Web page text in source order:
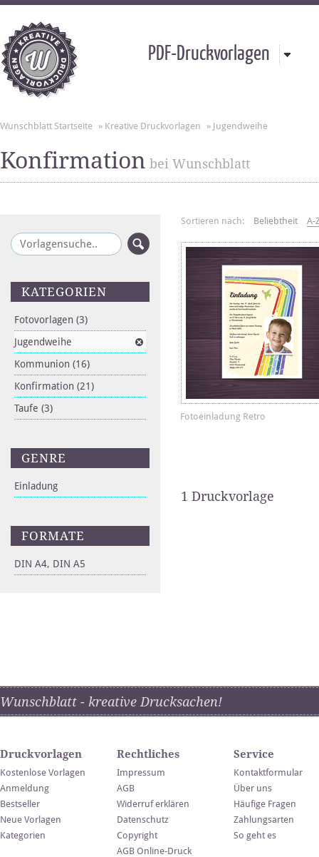
PDF-Druckvorlagen
Wunschblatt Startseite » Kreative Druckvorlagen » Jugendweihe
Konfirmation bei Wunschblatt
KATEGORIEN
Fotovorlagen (3)
Jugendweihe
Kommunion (16)
Konfirmation (21)
Taufe (3)
GENRE
Einladung
FORMATE
DIN A4, DIN A5
Sortieren nach: Beliebtheit A-
Fotoeinladung Retro
1 Druckvorlage
Wunschblatt - kreative Drucksachen!
Druckvorlagen
Kostenlose Vorlagen
Anmeldung
Bestseller
Neue Vorlagen
Kategorien
Rechtliches
Impressum
AGB
Widerruf erklären
Datenschutz
Copyright
AGB Online-Druck
Service
Kontaktformular
Über uns
Häufige Fragen
Zahlungsarten
So geht es